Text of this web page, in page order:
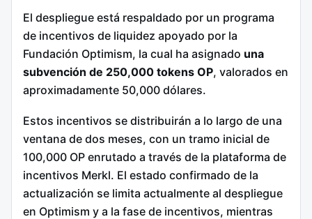
El despliegue está respaldado por un programa
de incentivos de liquidez apoyado por la
Fundación Optimism, la cual ha asignado una
subvención de 250,000 tokens OP, valorados en
aproximadamente 50,000 dólares.
Estos incentivos se distribuirán a lo largo de una
ventana de dos meses, con un tramo inicial de
100,000 OP enrutado a través de la plataforma de
incentivos Merkl. El estado confirmado de la
actualización se limita actualmente al despliegue
en Optimism y a la fase de incentivos, mientras